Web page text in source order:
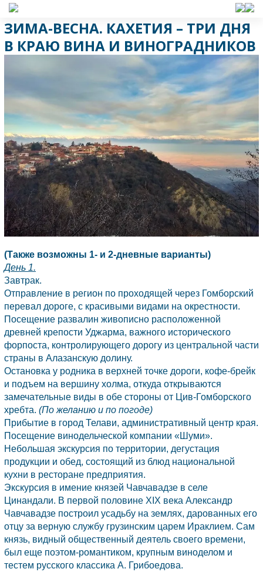
ЗИМА-ВЕСНА. КАХЕТИЯ – ТРИ ДНЯ
В КРАЮ ВИНА И ВИНОГРАДНИКОВ
(Также возможны 1- и 2-дневные варианты)
День 1.
Завтрак.
Отправление в регион по проходящей через Гомборский
перевал дороге, с красивыми видами на окрестности.
Посещение развалин живописно расположенной
древней крепости Уджарма, важного исторического
форпоста, контролирующего дорогу из центральной части
страны в Алазанскую долину.
Остановка у родника в верхней точке дороги, кофе-брейк
и подъем на вершину холма, откуда открываются
замечательные виды в обе стороны от Цив-Гомборского
хребта. (По желанию и по погоде)
Прибытие в город Телави, административный центр края.
Посещение винодельческой компании «Шуми».
Небольшая экскурсия по территории, дегустация
продукции и обед, состоящий из блюд национальной
кухни в ресторане предприятия.
Экскурсия в имение князей Чавчавадзе в селе
Цинандали. В первой половине XIX века Александр
Чавчавадзе построил усадьбу на землях, дарованных его
отцу за верную службу грузинским царем Ираклием. Сам
князь, видный общественный деятель своего времени,
был еще поэтом-романтиком, крупным виноделом и
тестем русского классика А. Грибоедова.